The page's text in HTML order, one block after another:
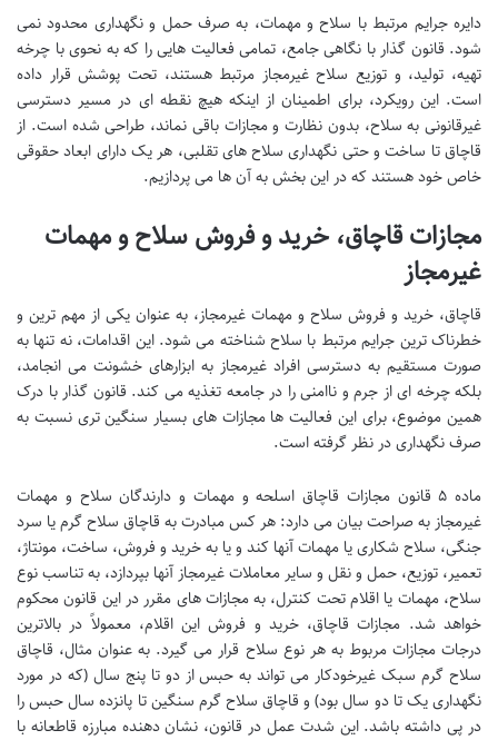
دایره جرایم مرتبط با سلاح و مهمات، به صرف حمل و نگهداری محدود نمی
شود. قانون گذار با نگاهی جامع، تمامی فعالیت هایی را که به نحوی با چرخه
تهیه، تولید، و توزیع سلاح غیرمجاز مرتبط هستند، تحت پوشش قرار داده
است. این رویکرد، برای اطمینان از اینکه هیچ نقطه ای در مسیر دسترسی
غیرقانونی به سلاح، بدون نظارت و مجازات باقی نماند، طراحی شده است. از
قاچاق تا ساخت و حتی نگهداری سلاح های تقلبی، هر یک دارای ابعاد حقوقی
خاص خود هستند که در این بخش به آن ها می پردازیم.
مجازات قاچاق، خرید و فروش سلاح و مهمات
غیرمجاز
قاچاق، خرید و فروش سلاح و مهمات غیرمجاز، به عنوان یکی از مهم ترین و
خطرناک ترین جرایم مرتبط با سلاح شناخته می شود. این اقدامات، نه تنها به
صورت مستقیم به دسترسی افراد غیرمجاز به ابزارهای خشونت می انجامد،
بلکه چرخه ای از جرم و ناامنی را در جامعه تغذیه می کند. قانون گذار با درک
همین موضوع، برای این فعالیت ها مجازات های بسیار سنگین تری نسبت به
صرف نگهداری در نظر گرفته است.
ماده ۵ قانون مجازات قاچاق اسلحه و مهمات و دارندگان سلاح و مهمات
غیرمجاز به صراحت بیان می دارد: هر کس مبادرت به قاچاق سلاح گرم یا سرد
جنگی، سلاح شکاری یا مهمات آنها کند و یا به خرید و فروش، ساخت، مونتاژ،
تعمیر، توزیع، حمل و نقل و سایر معاملات غیرمجاز آنها بپردازد، به تناسب نوع
سلاح، مهمات یا اقلام تحت کنترل، به مجازات های مقرر در این قانون محکوم
خواهد شد. مجازات قاچاق، خرید و فروش این اقلام، معمولاً در بالاترین
درجات مجازات مربوط به هر نوع سلاح قرار می گیرد. به عنوان مثال، قاچاق
سلاح گرم سبک غیرخودکار می تواند به حبس از دو تا پنج سال (که در مورد
نگهداری یک تا دو سال بود) و قاچاق سلاح گرم سنگین تا پانزده سال حبس را
در پی داشته باشد. این شدت عمل در قانون، نشان دهنده مبارزه قاطعانه با